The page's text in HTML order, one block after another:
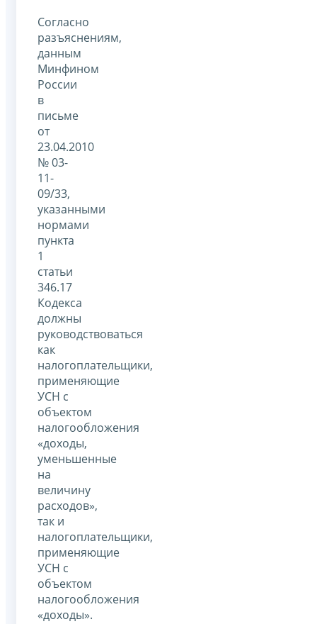
Согласно
разъяснениям,
данным
Минфином
России
в
письме
от
23.04.2010
№ 03-
11-
09/33,
указанными
нормами
пункта
1
статьи
346.17
Кодекса
должны
руководствоваться
как
налогоплательщики,
применяющие
УСН с
объектом
налогообложения
«доходы,
уменьшенные
на
величину
расходов»,
так и
налогоплательщики,
применяющие
УСН с
объектом
налогообложения
«доходы».